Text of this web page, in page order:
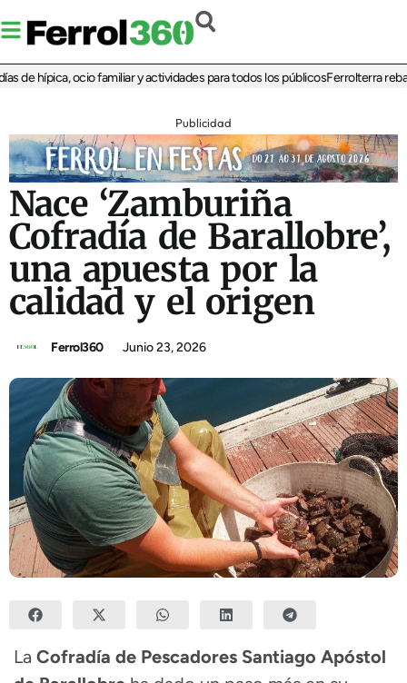
hípica, ocio familiar y actividades para todos los públicosFerrolterra rebate
Publicidad
Nace ‘Zamburiña
Cofradía de Barallobre’,
una apuesta por la
calidad y el origen
Ferrol360 Junio 23, 2026
La Cofradía de Pescadores Santiago Apóstol